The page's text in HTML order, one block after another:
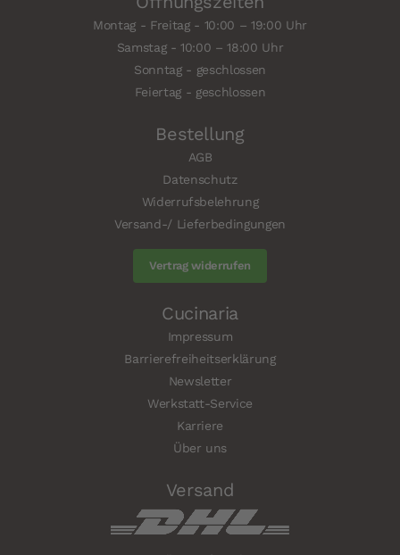
Montag - Freitag - 10:00 – 19:00 Uhr
Samstag - 10:00 – 18:00 Uhr
Sonntag - geschlossen
Feiertag - geschlossen
Bestellung
AGB
Datenschutz
Widerrufsbelehrung
Versand-/ Lieferbedingungen
Vertrag widerrufen
Cucinaria
Impressum
Barrierefreiheitserklärung
Newsletter
Werkstatt-Service
Karriere
Über uns
Versand